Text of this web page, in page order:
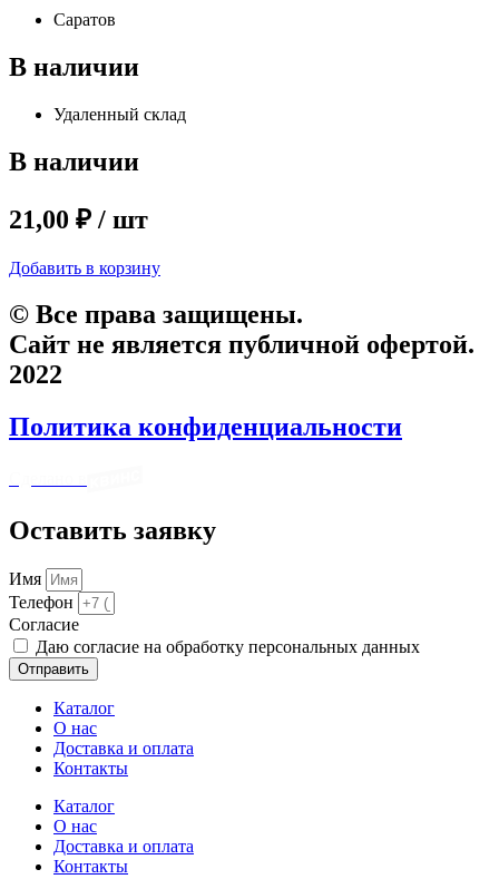
Саратов
В наличии
Удаленный склад
В наличии
21,00 ₽ / шт
Добавить в корзину
© Все права защищены.
Сайт не является публичной офертой.
2022
Политика конфиденциальности
Оставить заявку
Имя
Телефон
Cогласие
Даю согласие на обработку персональных данных
Отправить
Каталог
О нас
Доставка и оплата
Контакты
Каталог
О нас
Доставка и оплата
Контакты